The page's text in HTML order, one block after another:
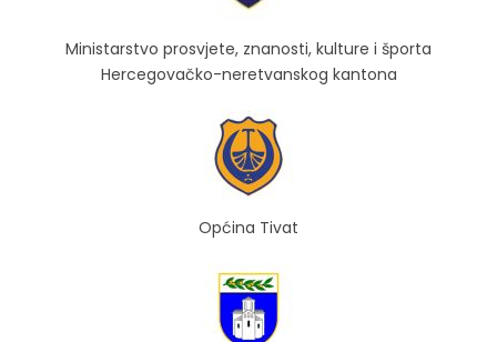
Ministarstvo prosvjete, znanosti, kulture i športa
Hercegovačko-neretvanskog kantona
Općina Tivat